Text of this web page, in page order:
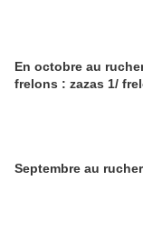
En octobre au
frelons : zazas 1/
Septembre au rucher